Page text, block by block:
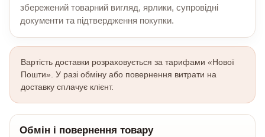
збережений товарний вигляд, ярлики, супровідні
документи та підтвердження покупки.
Вартість доставки розраховується за тарифами «Нової
Пошти». У разі обміну або повернення витрати на
доставку сплачує клієнт.
Обмін і повернення товару